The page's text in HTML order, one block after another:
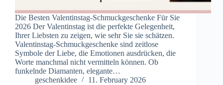
Die Besten Valentinstag-Schmuckgeschenke Für Sie
2026 Der Valentinstag ist die perfekte Gelegenheit,
Ihrer Liebsten zu zeigen, wie sehr Sie sie schätzen.
Valentinstag-Schmuckgeschenke sind zeitlose
Symbole der Liebe, die Emotionen ausdrücken, die
Worte manchmal nicht vermitteln können. Ob
funkelnde Diamanten, elegante…
geschenkidee
11. February 2026